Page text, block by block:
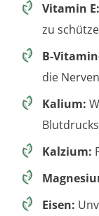
Vitamin E:
zu
B-
die
Kalium:
Kalzium:
Eisen: